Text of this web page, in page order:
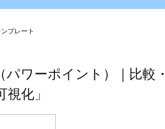
プレート
ワーポイント）｜比較
化」